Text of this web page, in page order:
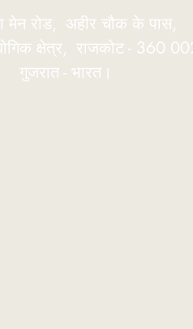
मेन रोड, अहीर चौक के पास,
क्षेत्र, राजकोट - 360
गुजरात - भारत।